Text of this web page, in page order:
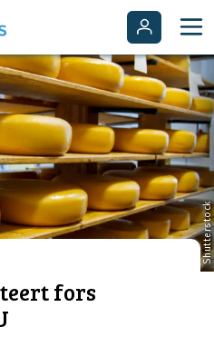
Shutterstock
fors